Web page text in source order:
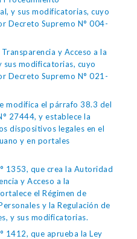
y sus modificatorias, cuyo
Decreto Supremo N° 004-
y Acceso a la
sus modificatorias, cuyo
Decreto Supremo N° 021-
modifica el párrafo 38.3 del
27444, y establece la
dispositivos legales en el
y en portales
1353, que crea la Autoridad
y Acceso a la
el Régimen de
y la Regulación de
y sus modificatorias.
1412, que aprueba la Ley